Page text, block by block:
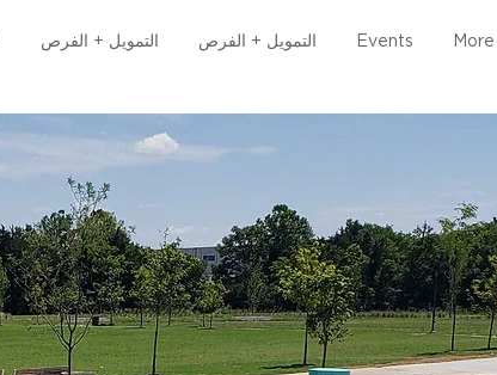
التمويل + الفرص التمويل + الفرص Events More